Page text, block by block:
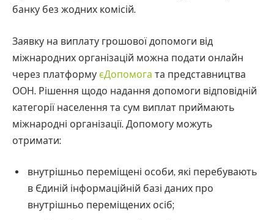
банку без жодних комісій.
Заявку на виплату грошової допомоги від
міжнародних організацій можна подати онлайн
через платформу єДопомога та представництва
ООН. Рішення щодо надання допомоги відповідній
категорії населення та сум виплат приймають
міжнародні організації. Допомогу можуть
отримати:
внутрішньо переміщені особи, які перебувають
в Єдиній інформаційній базі даних про
внутрішньо переміщених осіб;